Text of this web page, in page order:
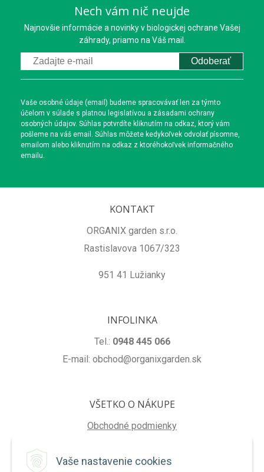
Vaše nastavenie cookies
Nech vám nič neujde
Najnovšie informácie a novinky v biologickej ochrane Vašej
záhrady, priamo na Váš mail.
Odoberať
Vaše osobné údaje (email) budeme spracovávať len za týmto
účelom v súlade s platnou legislatívou a zásadami ochrany
osobných údajov. Súhlas potvrdíte kliknutím na odkaz, ktorý vám
pošleme na váš email. Súhlas môžete kedykoľvek odvolať písomne,
emailom alebo kliknutím na odkaz z ktoréhokoľvek informačného
emailu.
KONTAKT
ORGANIX garden s.r.o.
Rastislavova 1067/323
951 41 Lužianky
INFOLINKA
Tel.: 0948 445 066
E-mail: obchod@organixgarden.sk
VŠETKO O NÁKUPE
Obchodné podmienky
Reklamačné podmienky